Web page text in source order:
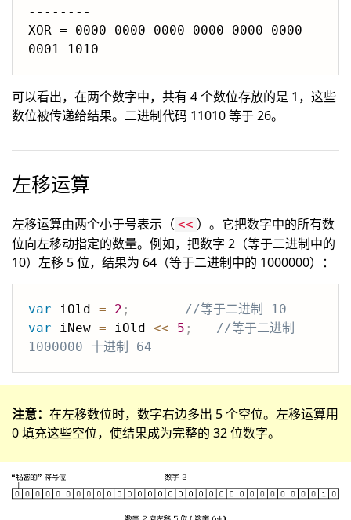
--------
XOR = 0000 0000 0000 0000 0000 0000
可以看出，在两个数字中，共有 4 个数位存放的是 1，这些
数位被传递给结果。二进制代码 11010 等于 26。
左移运算
左移运算由两个小于号表示（ << ）。它把数字中的所有数
位向左移动指定的数量。例如，把数字 2（等于二进制中的
10）左移 5 位，结果为 64（等于二进制中的 1000000）：
var iOld = 2 ;
//等于二进制 10
var iNew = iOld << 5 ;
//等于二进制
1000000 十进制 64
注意： 在左移数位时，数字右边多出 5 个空位。左移运算用
0 填充这些空位，使结果成为完整的 32 位数字。